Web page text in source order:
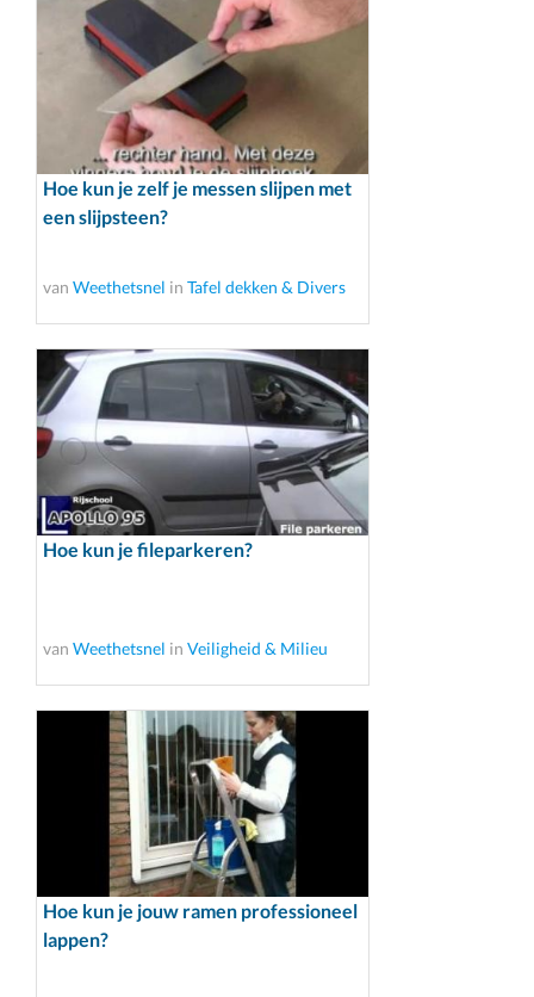
Hoe kun je zelf je messen slijpen met
een slijpsteen?
van Weethetsnel in Tafel dekken & Divers
Hoe kun je fileparkeren?
van Weethetsnel in Veiligheid & Milieu
Hoe kun je jouw ramen professioneel
lappen?